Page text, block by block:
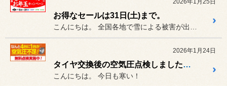
2026年1月25日
お得なセールは31日(土)まで。
2026年1月24日
タイヤ交換後の空気圧点検しましたか？
こんにちは。 今日も寒い！